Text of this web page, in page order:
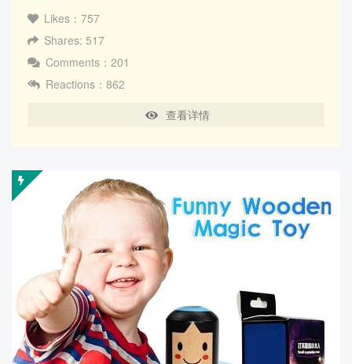
Likes：757
Shares: 517
Comments：201
Reactions：862
查看详情